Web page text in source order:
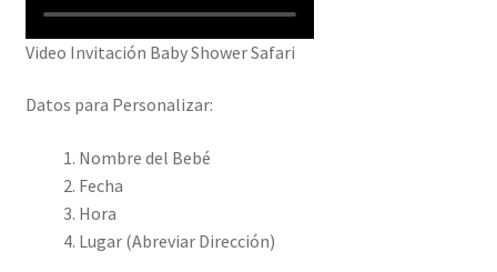
Video Invitación Baby Shower Safari
Datos para Personalizar:
Nombre del Bebé
Fecha
Hora
Lugar (Abreviar Dirección)